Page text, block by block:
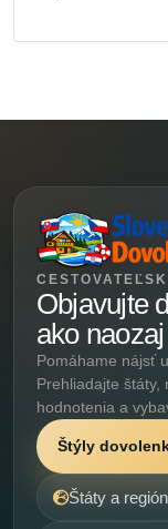
Objavujte
ako
Pomáhame nájsť
Prehliadajte štáty,
hodnotenia a
Štýly
Štáty a